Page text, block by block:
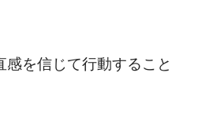
感を信じて行動すること